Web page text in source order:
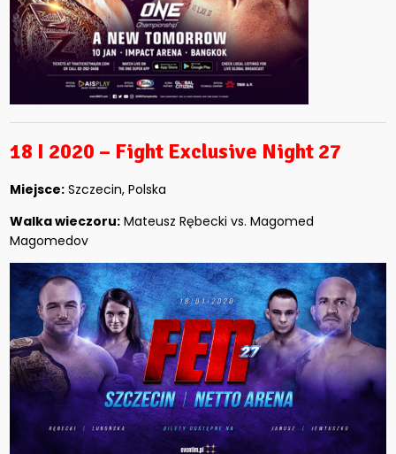
18 I 2020 – Fight Exclusive Night 27
Miejsce: Szczecin, Polska
Walka wieczoru: Mateusz Rębecki vs. Magomed
Magomedov